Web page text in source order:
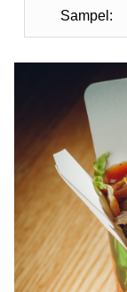
Sampel: